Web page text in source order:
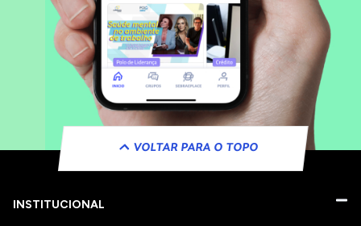
VOLTAR PARA O TOPO
INSTITUCIONAL